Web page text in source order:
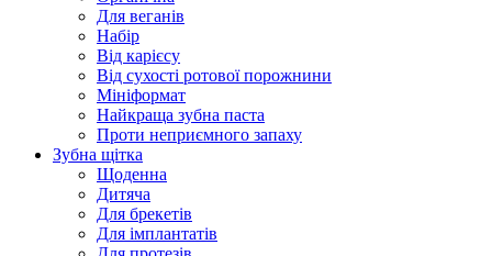
Для веганів
Набір
Від карієсу
Від сухості ротової порожнини
Мініформат
Найкраща зубна паста
Проти неприємного запаху
Зубна щітка
Щоденна
Дитяча
Для брекетів
Для імплантатів